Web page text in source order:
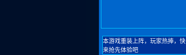
本游戏重装上阵，玩家热捧，快
来抢先体验吧